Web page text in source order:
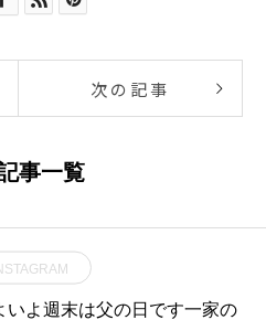
次の記事
事一覧
いよ週末は父の日です一家の